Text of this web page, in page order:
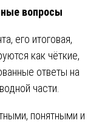
вопросы
его итоговая,
как чёткие,
ответы на
части.
понятными и